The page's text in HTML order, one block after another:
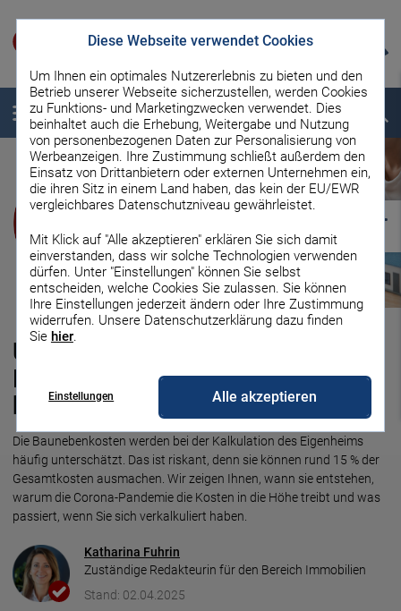
Diese Webseite verwendet Cookies
Um Ihnen ein optimales Nutzererlebnis zu bieten und den
Betrieb unserer Webseite sicherzustellen, werden Cookies
zu Funktions- und Marketingzwecken verwendet. Dies
beinhaltet auch die Erhebung, Weitergabe und Nutzung
von personenbezogenen Daten zur Personalisierung von
Werbeanzeigen. Ihre Zustimmung schließt außerdem den
Einsatz von Drittanbietern oder externen Unternehmen ein,
die ihren Sitz in einem Land haben, das kein der EU/EWR
vergleichbares Datenschutzniveau gewährleistet.
Mit Klick auf "Alle akzeptieren" erklären Sie sich damit
einverstanden, dass wir solche Technologien verwenden
dürfen. Unter "Einstellungen" können Sie selbst
entscheiden, welche Cookies Sie zulassen. Sie können
Ihre Einstellungen jederzeit ändern oder Ihre Zustimmung
widerrufen. Unsere Datenschutzerklärung dazu finden
Sie hier.
Einstellungen Alle akzeptieren
Menü Suche
Übersicht aller Baunebenkosten:
Diese Nebenkosten kommen
beim Hausbau auf Sie zu!
Die Baunebenkosten werden bei der Kalkulation des Eigenheims
häufig unterschätzt. Das ist riskant, denn sie können rund 15 % der
Gesamtkosten ausmachen. Wir zeigen Ihnen, wann sie entstehen,
warum die Corona-Pandemie die Kosten in die Höhe treibt und was
passiert, wenn Sie sich verkalkuliert haben.
Katharina Fuhrin
Zuständige Redakteurin für den Bereich Immobilien
Stand: 02.04.2025